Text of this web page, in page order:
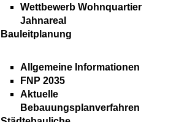
Wettbewerb Wohnquartier
Jahnareal
Bauleitplanung
Allgemeine Informationen
FNP 2035
Aktuelle
Bebauungsplanverfahren